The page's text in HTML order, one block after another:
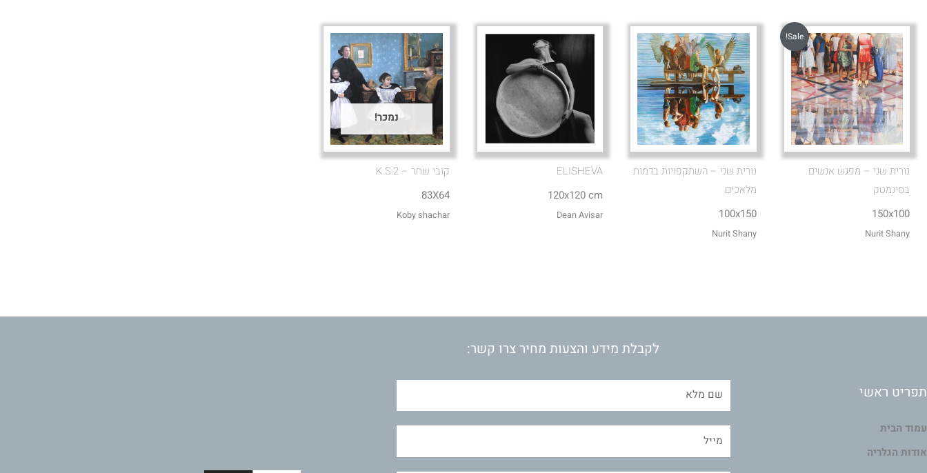
Sale!
נורית שני – מפגש אנשים
בסינמטק
150x100
Nurit Shany
נורית שני – השתקפויות בדמות
מלאכים
100x150
Nurit Shany
ELISHEVA
120x120 cm
Dean Avisar
נמכר!
קובי שחר – K.S.2
83X64
Koby shachar
תפריט ראשי
עמוד הבית
אודות הגלריה
לקבלת מידע והצעות מחיר צרו קשר: